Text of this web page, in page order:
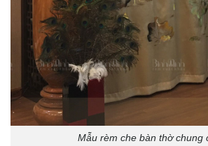
Mẫu rèm che bàn thờ chung